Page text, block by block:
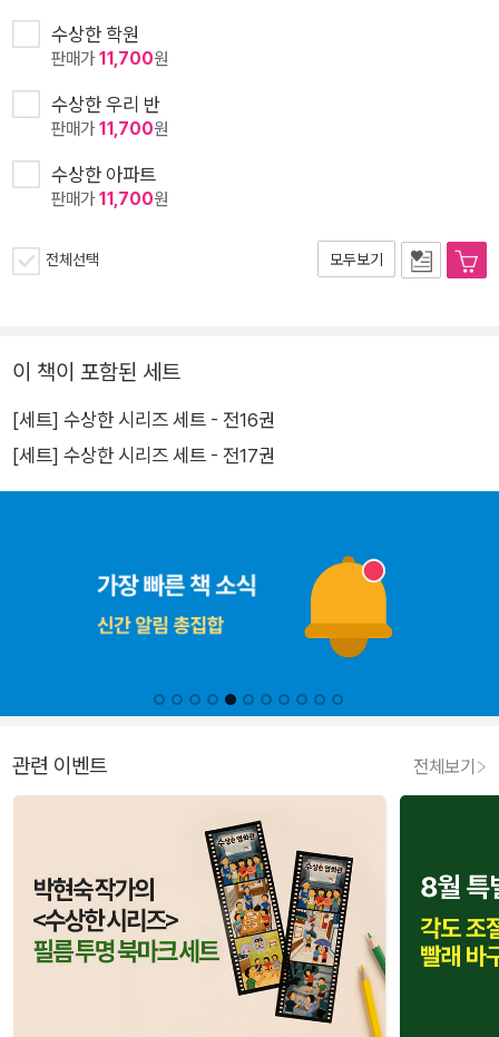
수상한 학원
판매가11,700원
수상한 우리 반
판매가11,700원
수상한 아파트
판매가11,700원
전체선택 모두보기
이 책이 포함된 세트
[세트] 수상한 시리즈 세트 - 전16권
[세트] 수상한 시리즈 세트 - 전17권
관련 이벤트 전체보기